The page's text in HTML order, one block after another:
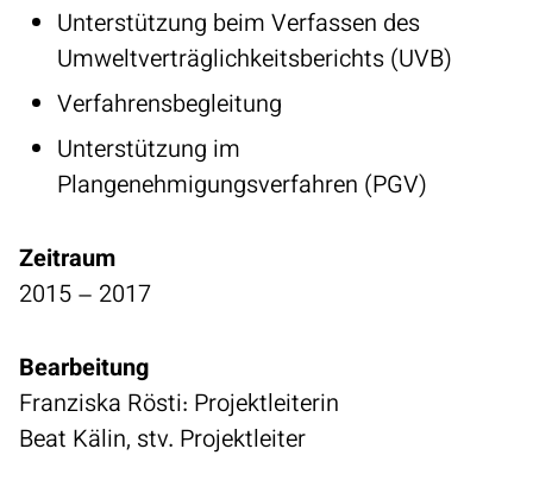
Unterstützung beim Verfassen des
Umweltverträglichkeitsberichts (UVB)
Verfahrensbegleitung
Unterstützung im
Plangenehmigungsverfahren (PGV)
Zeitraum
2015 – 2017
Bearbeitung
Franziska Rösti: Projektleiterin
Beat Kälin, stv. Projektleiter